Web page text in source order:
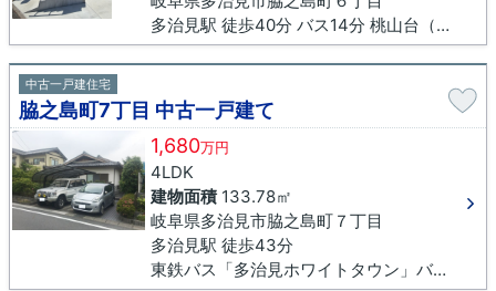
多治見駅 徒歩40分 バス14分 桃山台（岐阜県）下車 徒歩7分
中古一戸建住宅
脇之島町7丁目 中古一戸建て
1,680万円
4LDK
建物面積133.78㎡
岐阜県多治見市脇之島町７丁目
多治見駅 徒歩43分
東鉄バス「多治見ホワイトタウン」バス停下車 徒歩4分